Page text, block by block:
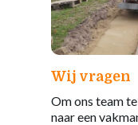
Wij vragen
Om ons team
naar een